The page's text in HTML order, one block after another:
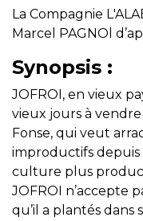
La Compagnie
Marcel PAGNOl
Synopsis :
JOFROI, en vieux
vieux jours à vendre
Fonse, qui veut
improductifs depuis
culture plus
JOFROI n’accepte
qu’il a plantés dans